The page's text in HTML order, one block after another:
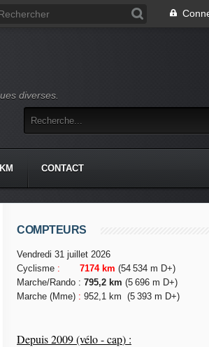
diverses.
CONTACT
COMPTEURS
Vendredi 31 juillet 2026
Cyclisme : 7174 km (54 534 m D+)
Marche/Rando : 795,2 km (5 696 m D+)
Marche (Mme) : 952,1 km (5 393 m D+)
Depuis 2009 (vélo - cap) :